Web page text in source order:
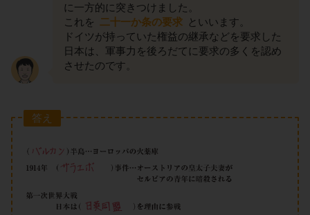
に一方的に突きつけました。
これを
二十一か条の要求 といいます。
ドイツが持っていた権益の継承などを要求した
日本は、軍事力を後ろだてに要求の多くを認め
させたのです。
答え